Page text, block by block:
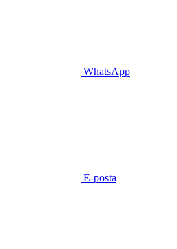
WhatsApp
E-posta